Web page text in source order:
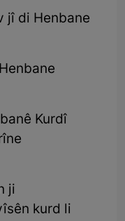
jî di Henbane
Kurdî
ji
kurd li